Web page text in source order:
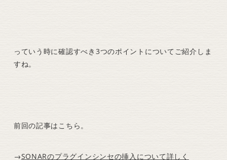
っていう時に確認すべき3つのポイントについてご紹介しま
すね。
前回の記事はこちら。
→SONARのプラグインシンセの挿入について詳しく